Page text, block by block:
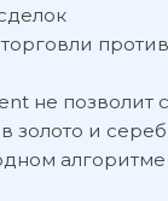
не позволит
золото и
алгоритме